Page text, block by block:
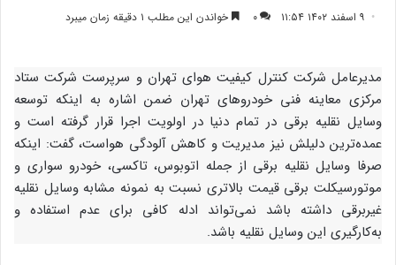
ایمیل
۹ اسفند ۱۴۰۲ ۱۱:۵۴ ۰ خواندن این مطلب ۱ دقیقه زمان میبرد
مدیرعامل شرکت کنترل کیفیت هوای تهران و سرپرست شرکت ستاد
مرکزی معاینه فنی خودرو‌های تهران ضمن اشاره به اینکه توسعه
وسایل نقلیه برقی در تمام دنیا در اولویت اجرا قرار گرفته است و
عمده‌ترین دلیلش نیز مدیریت و کاهش آلودگی هواست، گفت: اینکه
صرفا وسایل نقلیه برقی از جمله اتوبوس، تاکسی، خودرو سواری و
موتورسیکلت برقی قیمت بالاتری نسبت به نمونه مشابه وسایل نقلیه
غیربرقی داشته باشد نمی‌تواند ادله کافی برای عدم استفاده و
به‌کارگیری این وسایل نقلیه باشد.